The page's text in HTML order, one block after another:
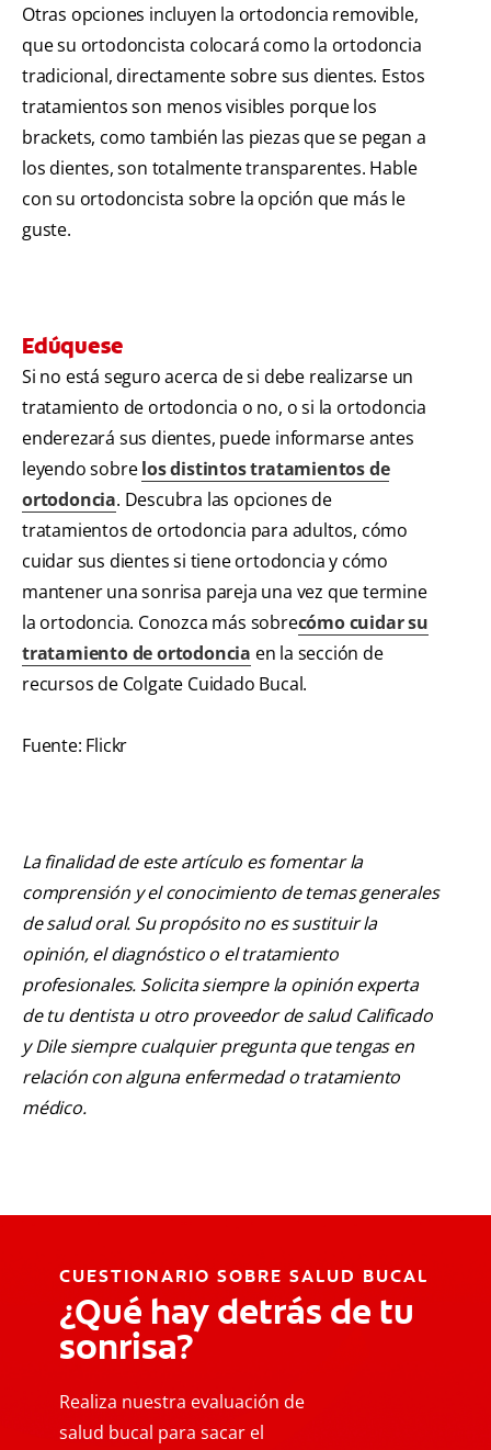
Otras opciones incluyen la ortodoncia removible,
que su ortodoncista colocará como la ortodoncia
tradicional, directamente sobre sus dientes. Estos
tratamientos son menos visibles porque los
brackets, como también las piezas que se pegan a
los dientes, son totalmente transparentes. Hable
con su ortodoncista sobre la opción que más le
guste.
Edúquese
Si no está seguro acerca de si debe realizarse un
tratamiento de ortodoncia o no, o si la ortodoncia
enderezará sus dientes, puede informarse antes
leyendo sobrelos distintos tratamientos de
ortodoncia. Descubra las opciones de
tratamientos de ortodoncia para adultos, cómo
cuidar sus dientes si tiene ortodoncia y cómo
mantener una sonrisa pareja una vez que termine
la ortodoncia. Conozca más sobrecómo cuidar su
tratamiento de ortodoncia en la sección de
recursos de Colgate Cuidado Bucal.
Fuente: Flickr
La finalidad de este artículo es fomentar la
comprensión y el conocimiento de temas generales
de salud oral. Su propósito no es sustituir la
opinión, el diagnóstico o el tratamiento
profesionales. Solicita siempre la opinión experta
de tu dentista u otro proveedor de salud Calificado
y Dile siempre cualquier pregunta que tengas en
relación con alguna enfermedad o tratamiento
médico.
CUESTIONARIO SOBRE SALUD BUCAL
¿Qué hay detrás de tu
sonrisa?
Realiza nuestra evaluación de
salud bucal para sacar el